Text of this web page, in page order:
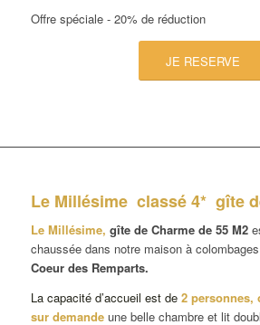
Offre spéciale - 20% de réduction
JE RESERVE
Le Millésime classé 4* gîte
Le Millésime, gîte de Charme de 55 M2
chaussée dans notre maison à
Coeur des Remparts.
La capacité d’accueil est de 2 personnes,
sur demande une belle chambre et lit